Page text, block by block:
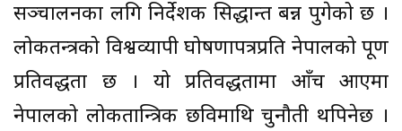
सञ्चालनका लगि निर्देशक सिद्धान्त बन्न पुगेको छ ।
लोकतन्त्रको विश्वव्यापी घोषणापत्रप्रति नेपालको पूर्ण
प्रतिवद्धता छ । यो प्रतिवद्धतामा आँच आएमा
नेपालको लोकतान्त्रिक छविमाथि चुनौती थपिनेछ ।